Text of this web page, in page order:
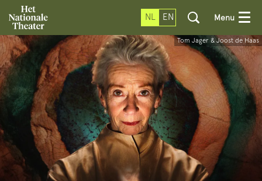
NL EN Menu
Tom Jager & Joost de Haas